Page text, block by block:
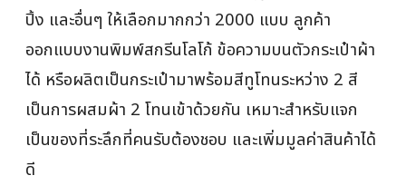
ปิ้ง และอื่นๆ ให้เลือกมากกว่า 2000 แบบ ลูกค้า
ออกแบบงานพิมพ์สกรีนโลโก้ ข้อความบนตัวกระเป๋าผ้า
ได้ หรือผลิตเป็นกระเป๋ามาพร้อมสีทูโทนระหว่าง 2 สี
เป็นการผสมผ้า 2 โทนเข้าด้วยกัน เหมาะสำหรับแจก
เป็นของที่ระลึกที่คนรับต้องชอบ และเพิ่มมูลค่าสินค้าได้
ดี